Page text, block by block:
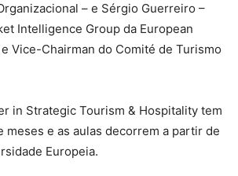
– e Sérgio Guerreiro –
Intelligence Group da European
Vice-Chairman do Comité de Turismo
in Strategic Tourism & Hospitality tem
meses e as aulas decorrem a partir de
Europeia.